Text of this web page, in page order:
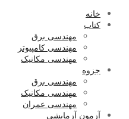
خانه
کتاب
مهندسی برق
مهندسی کامپیوتر
مهندسی مکانیک
جزوه
مهندسی برق
مهندسی مکانیک
مهندسی عمران
آزمون آزمایشی